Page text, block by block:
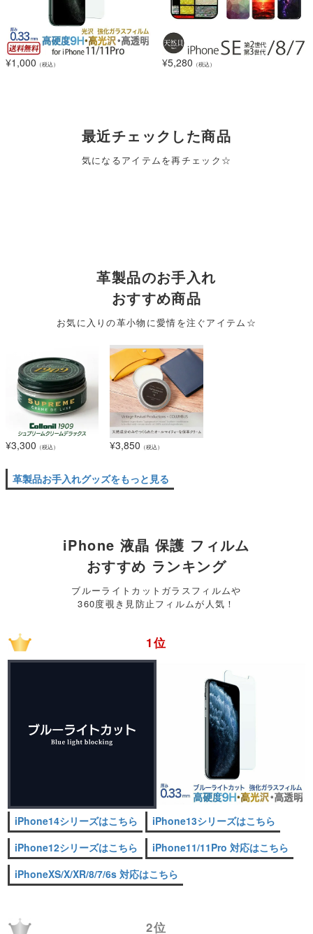
¥1,000 （税込） ¥5,280 （税込）
最近チェックした商品
気になるアイテムを再チェック☆
革製品のお手入れ
おすすめ商品
お気に入りの革小物に愛情を注ぐアイテム☆
¥3,300 （税込） ¥3,850 （税込）
革製品お手入れグッズをもっと見る
iPhone 液晶 保護 フィルム
おすすめ ランキング
ブルーライトカットガラスフィルムや
360度覗き見防止フィルムが人気！
1位
iPhone14シリーズはこちら
iPhone13シリーズはこちら
iPhone12シリーズはこちら
iPhone11/11Pro 対応はこちら
iPhoneXS/X/XR/8/7/6s 対応はこちら
2位